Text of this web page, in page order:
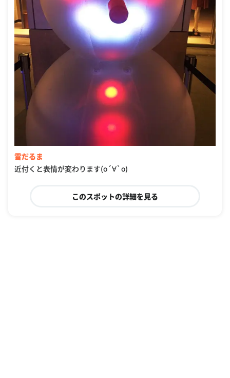
雪だるま
近付くと表情が変わります(о´∀`о)
このスポットの詳細を見る